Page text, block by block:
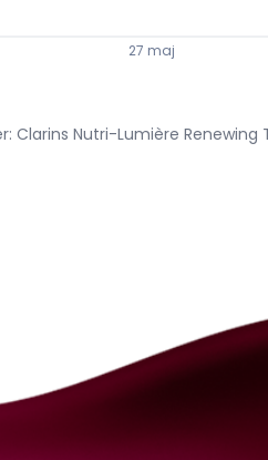
27 maj
Clarins Nutri-Lumière